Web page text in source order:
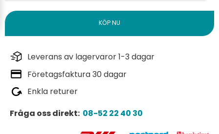
Leverans av lagervaror 1-3 dagar
Företagsfaktura 30 dagar
Enkla returer
Fråga oss direkt: 08-52 22 40 30